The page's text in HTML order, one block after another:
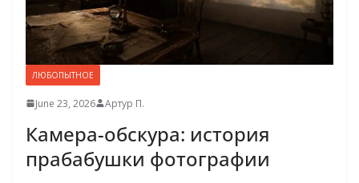
ЛЮБОПЫТНОЕ
June 23, 2026 Артур П.
Камера-обскура: история
прабабушки фотографии